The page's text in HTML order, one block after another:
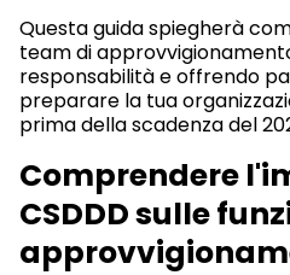
Questa guida spiegherà
team di
responsabilità e offrendo
preparare la tua
prima della scadenza del
Comprendere
CSDDD sulle